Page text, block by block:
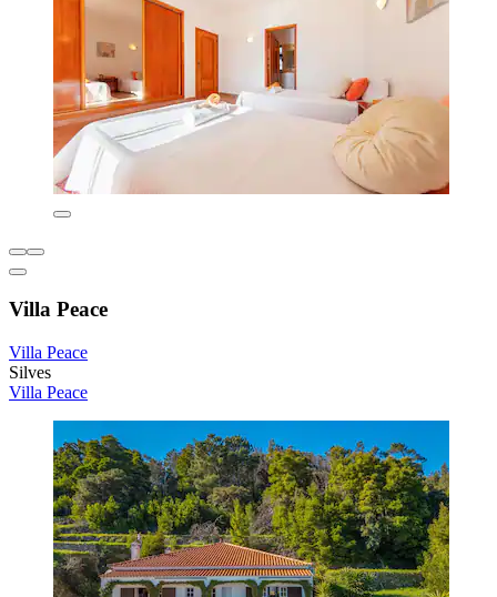
Villa Peace
Villa Peace
Silves
Villa Peace